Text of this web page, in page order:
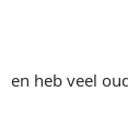
en heb veel